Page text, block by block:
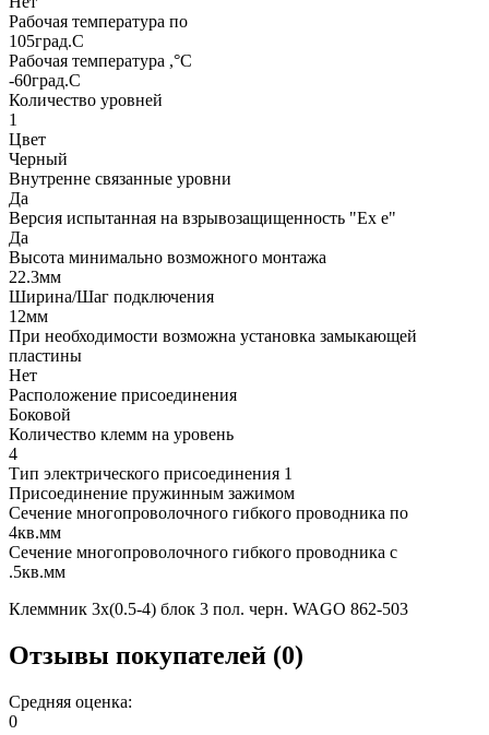
Рабочая температура по
105град.C
Рабочая температура ,°С
-60град.C
Количество уровней
1
Цвет
Черный
Внутренне связанные уровни
Да
Версия испытанная на взрывозащищенность "Ex е"
Да
Высота минимально возможного монтажа
22.3мм
Ширина/Шаг подключения
12мм
При необходимости возможна установка замыкающей
пластины
Нет
Расположение присоединения
Боковой
Количество клемм на уровень
4
Тип электрического присоединения 1
Присоединение пружинным зажимом
Сечение многопроволочного гибкого проводника по
4кв.мм
Сечение многопроволочного гибкого проводника с
.5кв.мм
Клеммник 3х(0.5-4) блок 3 пол. черн. WAGO 862-503
Отзывы покупателей (0)
Средняя оценка:
0